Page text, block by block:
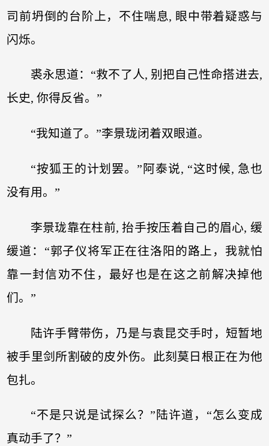
司前坍倒的台阶上，不住喘息, 眼中带着疑惑与
闪烁。
裘永思道：“救不了人, 别把自己性命搭进去,
长史, 你得反省。”
“我知道了。”李景珑闭着双眼道。
“按狐王的计划罢。”阿泰说, “这时候, 急也
没有用。”
李景珑靠在柱前, 抬手按压着自己的眉心, 缓
缓道：“郭子仪将军正在往洛阳的路上，我就怕
靠一封信劝不住，最好也是在这之前解决掉他
们。”
陆许手臂带伤，乃是与袁昆交手时，短暂地
被手里剑所割破的皮外伤。此刻莫日根正在为他
包扎。
“不是只说是试探么？”陆许道，“怎么变成
真动手了？”